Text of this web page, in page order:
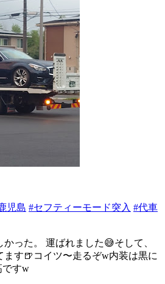
児島 #セフティーモード突入 #代車
った。 運ばれました😅そして、
す🍺コイツ〜走るぞw内装は黒に
ですw